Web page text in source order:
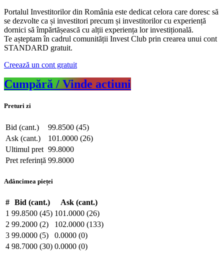
Portalul Investitorilor din România este dedicat celora care doresc să
se dezvolte ca și investitori precum și investitorilor cu experiență
dornici să împărtășească cu alții experiența lor investițională.
Te așteptam în cadrul comunității Invest Club prin crearea unui cont
STANDARD gratuit.
Creează un cont gratuit
Cumpără / Vinde actiuni
Preturi zi
Bid (cant.)
99.8500 (45)
Ask (cant.)
101.0000 (26)
Ultimul pret 99.8000
Pret referință 99.8000
Adâncimea pieței
# Bid (cant.)
Ask (cant.)
1 99.8500 (45) 101.0000 (26)
2 99.2000 (2)
102.0000 (133)
3 99.0000 (5)
0.0000 (0)
4 98.7000 (30) 0.0000 (0)